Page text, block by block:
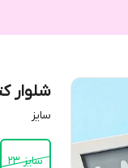
شلوار
سایز
سایز 23